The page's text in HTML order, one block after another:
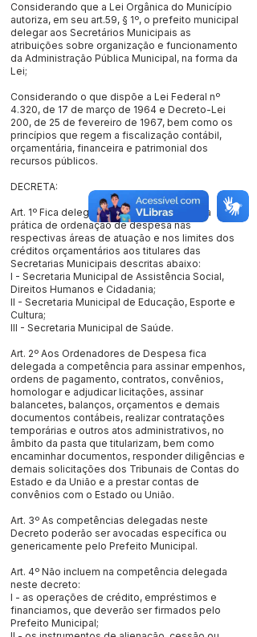
Considerando que a Lei Orgânica do Município
autoriza, em seu art.59, § 1º, o prefeito municipal
delegar aos Secretários Municipais as
atribuições sobre organização e funcionamento
da Administração Pública Municipal, na forma da
Lei;
Considerando o que dispõe a Lei Federal nº
4.320, de 17 de março de 1964 e Decreto-Lei
200, de 25 de fevereiro de 1967, bem como os
princípios que regem a fiscalização contábil,
orçamentária, financeira e patrimonial dos
recursos públicos.
DECRETA:
Art. 1º Fica delegada a competência para a
prática de ordenação de despesa nas
respectivas áreas de atuação e nos limites dos
créditos orçamentários aos titulares das
Secretarias Municipais descritas abaixo:
I - Secretaria Municipal de Assistência Social,
Direitos Humanos e Cidadania;
II - Secretaria Municipal de Educação, Esporte e
Cultura;
III - Secretaria Municipal de Saúde.
Art. 2º Aos Ordenadores de Despesa fica
delegada a competência para assinar empenhos,
ordens de pagamento, contratos, convênios,
homologar e adjudicar licitações, assinar
balancetes, balanços, orçamentos e demais
documentos contábeis, realizar contratações
temporárias e outros atos administrativos, no
âmbito da pasta que titularizam, bem como
encaminhar documentos, responder diligências e
demais solicitações dos Tribunais de Contas do
Estado e da União e a prestar contas de
convênios com o Estado ou União.
Art. 3º As competências delegadas neste
Decreto poderão ser avocadas específica ou
genericamente pelo Prefeito Municipal.
Art. 4º Não incluem na competência delegada
neste decreto:
I - as operações de crédito, empréstimos e
financiamos, que deverão ser firmados pelo
Prefeito Municipal;